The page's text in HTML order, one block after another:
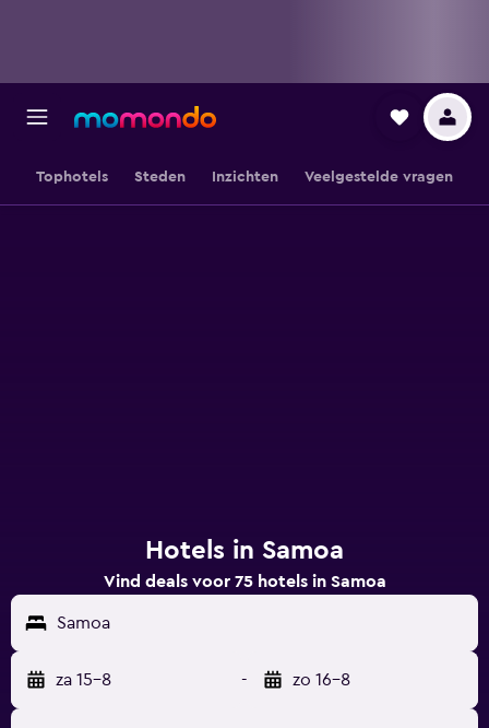
Tophotels Steden Inzichten Veelgestelde vragen
Hotels in Samoa
Vind deals voor 75 hotels in Samoa
Samoa
za 15-8 - zo 16-8